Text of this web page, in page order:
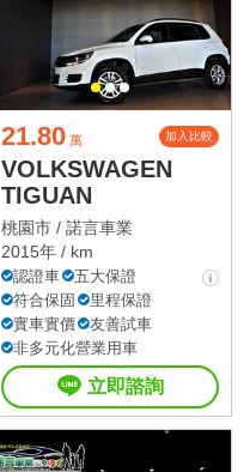
21.80 萬 加入比較
VOLKSWAGEN
TIGUAN
桃園市 / 諾言車業
2015年 / km
認證車
五大保證
符合保固
里程保證
實車實價
友善試車
非多元化營業用車
立即諮詢